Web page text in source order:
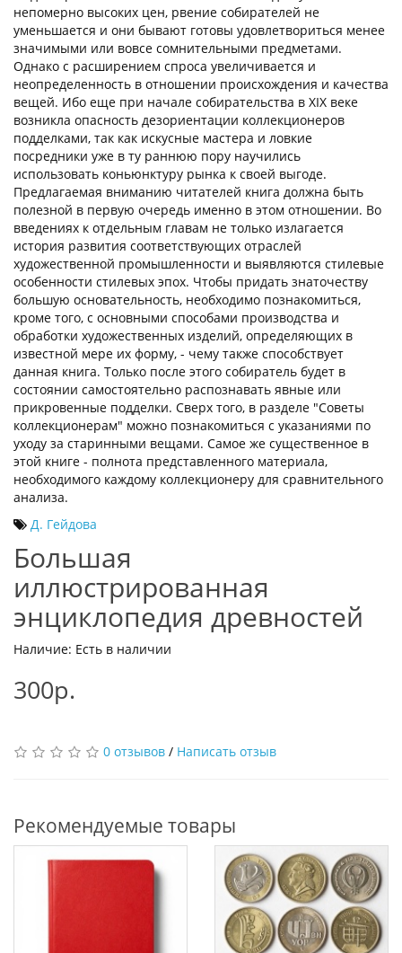
непомерно высоких цен, рвение собирателей не
уменьшается и они бывают готовы удовлетвориться менее
значимыми или вовсе сомнительными предметами.
Однако с расширением спроса увеличивается и
неопределенность в отношении происхождения и качества
вещей. Ибо еще при начале собирательства в XIX веке
возникла опасность дезориентации коллекционеров
подделками, так как искусные мастера и ловкие
посредники уже в ту раннюю пору научились
использовать коньюнктуру рынка к своей выгоде.
Предлагаемая вниманию читателей книга должна быть
полезной в первую очередь именно в этом отношении. Во
введениях к отдельным главам не только излагается
история развития соответствующих отраслей
художественной промышленности и выявляются стилевые
особенности стилевых эпох. Чтобы придать знаточеству
большую основательность, необходимо познакомиться,
кроме того, с основными способами производства и
обработки художественных изделий, определяющих в
известной мере их форму, - чему также способствует
данная книга. Только после этого собиратель будет в
состоянии самостоятельно распознавать явные или
прикровенные подделки. Сверх того, в разделе "Советы
коллекционерам" можно познакомиться с указаниями по
уходу за старинными вещами. Самое же существенное в
этой книге - полнота представленного материала,
необходимого каждому коллекционеру для сравнительного
анализа.
Д. Гейдова
Большая
иллюстрированная
энциклопедия древностей
Наличие: Есть в наличии
300р.
0 отзывов / Написать отзыв
Рекомендуемые товары